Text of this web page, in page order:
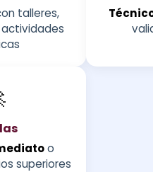
talleres,
o
superiores